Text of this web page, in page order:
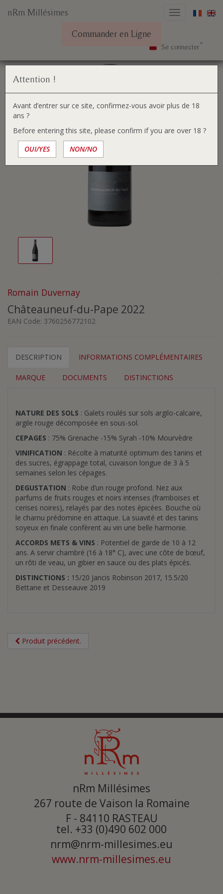
au
contenu
Commander en Ligne
Basculer
nRm Millésimes
Se connecter
êtes
ici :
Châteauneuf-du-Pape 2022
Romain Duvernay
Châteauneuf-du-Pape 2022
EAN Code: 3760256772102
DESCRIPTION INFORMATIONS COMPLÉMENTAIRES
MARQUE DOCUMENTS DISTINCTIONS
NATURE DES SOLS : Galets roulés sur sols argilo-calcaire,
argile rouge décomposée en sous-sol.
CEPAGES : 75% Grenache -15% Syrah -10% Mourvèdre
VINIFICATION : Récolte à maturité optimum des tanins et
des sucres, égrappage total, cuvaison longue de 3 à 5
semaines selon les cépages.
DEGUSTATION : Robe d’un rouge profond. Nez aux
parfums de fruits rouges et noirs intenses (framboises et
cerises noires), relayés par des notes épicées. Bouche où
le charnu prédomine en attaque. La suavité et des tanins
soyeux en finale confèrent au vin une belle harmonie.
ACCORDS METS & VINS : Potentiel de garde de 10 à 12
ans. A servir chambré (16 à 18° C), avec une côte de bœuf,
un rôti de veau, un gibier en sauce ou des plats épicés.
DISTINCTIONS : 15/20 Jancis Robinson 2017, 15.5/20
Bettane et Desseauve 2019
Produit précédent.
nRm Millésimes
267 route de Vaison la Romaine
F - 84110 RASTEAU
tel. +33 (0)490 602 000
nrm@nrm-millesimes.eu
www.nrm-millesimes.eu
Attention !
Avant d’entrer sur ce site, confirmez-vous avoir plus de 18
ans ?
Before entering this site, please confirm if you are over 18 ?
OUI/YES
NON/NO